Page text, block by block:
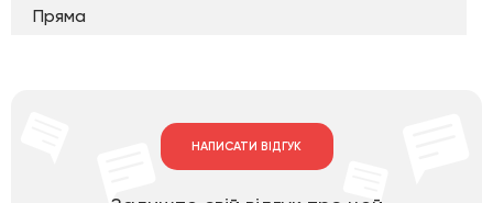
Пряма
НАПИСАТИ ВІДГУК